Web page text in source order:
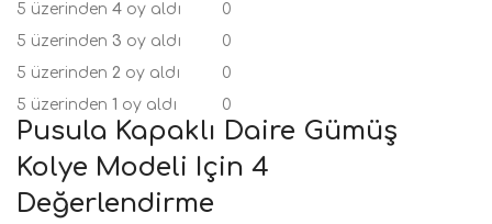
5 üzerinden 4 oy aldı
0
5 üzerinden 3 oy aldı
0
5 üzerinden 2 oy aldı
0
5 üzerinden 1 oy aldı 0
Pusula Kapaklı Daire Gümüş
Kolye Modeli Için 4
Değerlendirme